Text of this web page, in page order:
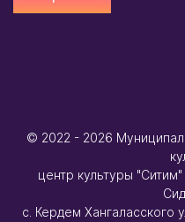
© 2022 - 2026
центр культуры
с. Кердем Хангаласского